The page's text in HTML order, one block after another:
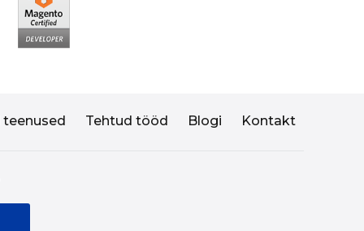
teenused Tehtud tööd Blogi Kontakt